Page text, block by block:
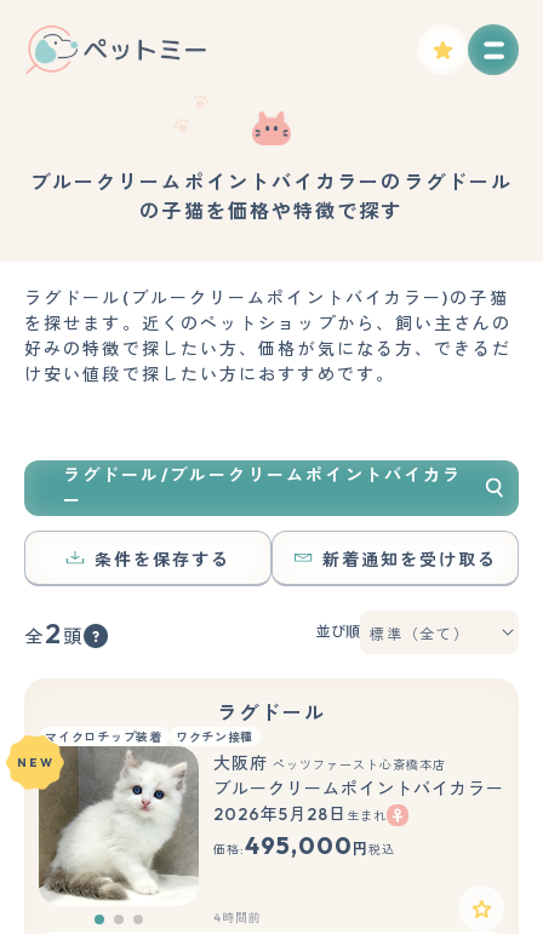
ブルークリームポイントバイカラーのラグドール
の子猫を価格や特徴で探す
ラグドール(ブルークリームポイントバイカラー)の子猫
を探せます。近くのペットショップから、飼い主さんの
好みの特徴で探したい方、価格が気になる方、できるだ
け安い値段で探したい方におすすめです。
ラグドール/ブルークリームポイントバイカラ
ー
条件を保存する 新着通知を受け取る
全2 頭 並び順
ラグドール
マイクロチップ装着 ワクチン接種
もっと見る
NEW 大阪府 ペッツファースト心斎橋本店
ブルークリームポイントバイカラー
2026年5月28日 生まれ
価格:495,000 円 税込
4時間前